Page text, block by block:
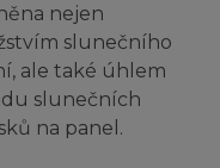
nejen
slunečního
ale také úhlem
slunečních
na panel.